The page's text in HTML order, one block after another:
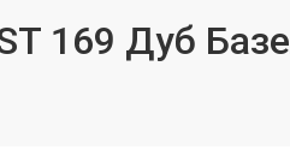
169 Дуб